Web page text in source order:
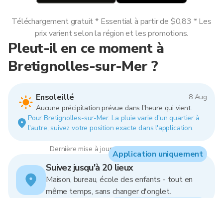
Pleut-il en ce moment à
Bretignolles-sur-Mer ?
Ensoleillé
8 Aug
Aucune précipitation prévue dans l'heure qui vient.
Pour Bretignolles-sur-Mer. La pluie varie d'un quartier à
l'autre, suivez votre position exacte dans l'application.
Dernière mise à jour : 21:00, 8 Aug 2026
Téléchargement gratuit * Essential à partir de $0,83 * Les
prix varient selon la région et les promotions.
Suivez jusqu'à 20 lieux
Maison, bureau, école des enfants - tout en
même temps, sans changer d'onglet.
Application uniquement